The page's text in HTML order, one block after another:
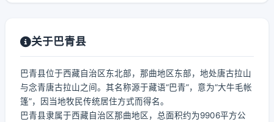
关于巴青县
巴青县位于西藏自治区东北部，那曲地区东部，地处唐古拉山
与念青唐古拉山之间。其名称源于藏语“巴青”，意为“大牛毛帐
篷”，因当地牧民传统居住方式而得名。
巴青县隶属于西藏自治区那曲地区，总面积约为9906平方公